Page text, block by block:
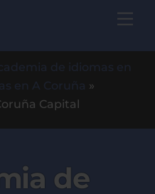
de idiomas en
en A Coruña »
Capital
de